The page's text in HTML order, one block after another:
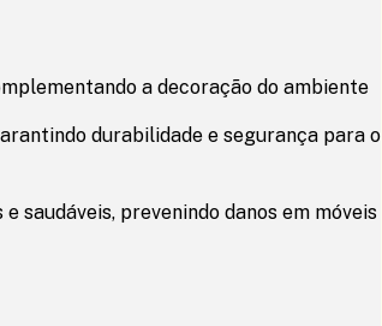
a decoração do ambiente
durabilidade e segurança para o
saudáveis, prevenindo danos em móveis